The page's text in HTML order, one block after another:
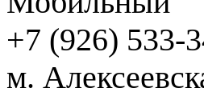
+7 (926) 533-
м.